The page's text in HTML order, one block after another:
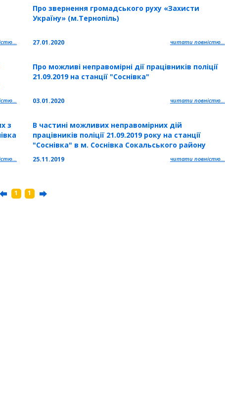
з
Про звернення громадського руху «Захисти
Україну» (м.Тернопіль)
27.01.2020 читати повністю...
Про можливі неправомірні дії працівників поліції
21.09.2019 на станції "Соснівка"
03.01.2020 читати повністю...
В частині можливих неправомірних дій
працівників поліції 21.09.2019 року на станції
"Соснівка" в м. Соснівка Сокальського району
Львівської області
25.11.2019 читати повністю...
1 1